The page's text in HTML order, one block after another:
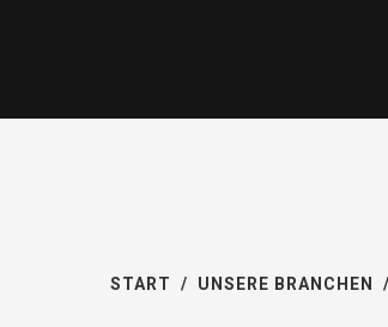
START / UNSERE BRANCHEN /